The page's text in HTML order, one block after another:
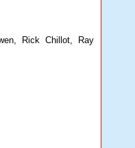
Rick Chillot, Ray